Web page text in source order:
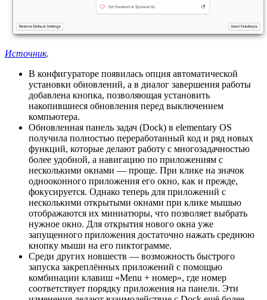
Источник.
В конфигураторе появилась опция автоматической
установки обновлений, а в диалог завершения работы
добавлена кнопка, позволяющая установить
накопившиеся обновления перед выключением
компьютера.
Обновленная панель задач (Dock) в elementary OS
получила полностью переработанный код и ряд новых
функций, которые делают работу с многозадачностью
более удобной, а навигацию по приложениям с
несколькими окнами — проще. При клике на значок
однооконного приложения его окно, как и прежде,
фокусируется. Однако теперь для приложений с
несколькими открытыми окнами при клике мышью
отображаются их миниатюры, что позволяет выбрать
нужное окно. Для открытия нового окна уже
запущенного приложения достаточно нажать среднюю
кнопку мыши на его пиктограмме.
Среди других новшеств — возможность быстрого
запуска закреплённых приложений с помощью
комбинации клавиш «Menu + номер», где номер
соответствует порядку приложения на панели. Эти